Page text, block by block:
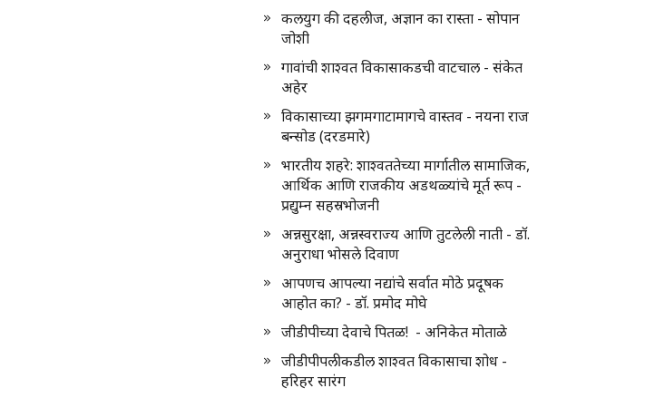
कलयुग की दहलीज, अज्ञान का रास्ता - सोपान
जोशी
गावांची शाश्वत विकासाकडची वाटचाल - संकेत
अहेर
विकासाच्या झगमगाटामागचे वास्तव - नयना राज
बन्सोड (दरडमारे)
भारतीय शहरे: शाश्वततेच्या मार्गातील सामाजिक,
आर्थिक आणि राजकीय अडथळ्यांचे मूर्त रूप -
प्रद्युम्न सहस्रभोजनी
अन्नसुरक्षा, अन्नस्वराज्य आणि तुटलेली नाती - डॉ.
अनुराधा भोसले दिवाण
आपणच आपल्या नद्यांचे सर्वात मोठे प्रदूषक
आहोत का? - डॉ. प्रमोद मोघे
जीडीपीच्या देवाचे पितळ! - अनिकेत मोताळे
जीडीपीपलीकडील शाश्वत विकासाचा शोध -
हरिहर सारंग